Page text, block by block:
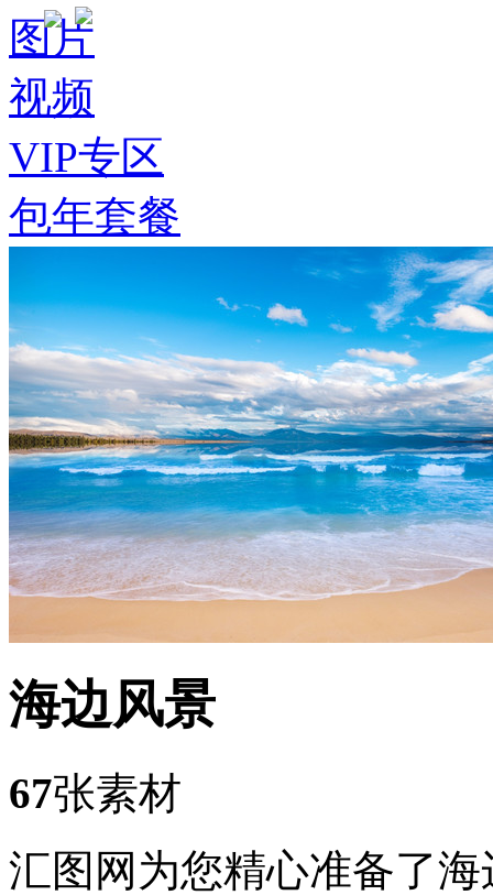
图片
视频
VIP专区
包年套餐
海边风景
67张素材
汇图网为您精心准备了